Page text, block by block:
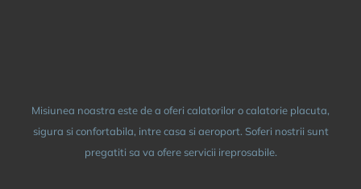
Misiunea noastra este de a oferi calatorilor o calatorie placuta,
sigura si confortabila, intre casa si aeroport. Soferi nostrii sunt
pregatiti sa va ofere servicii ireprosabile.